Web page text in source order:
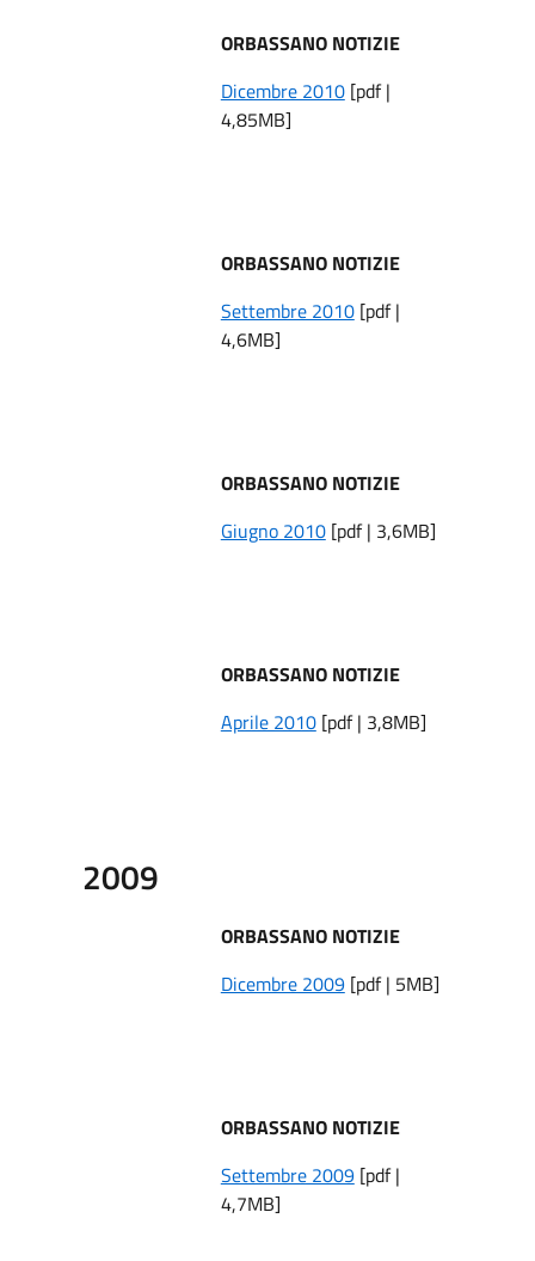
ORBASSANO NOTIZIE
Dicembre 2010[pdf |
4,85MB]
ORBASSANO NOTIZIE
Settembre 2010[pdf |
4,6MB]
ORBASSANO NOTIZIE
Giugno 2010[pdf | 3,6MB]
ORBASSANO NOTIZIE
Aprile 2010[pdf | 3,8MB]
2009
ORBASSANO NOTIZIE
Dicembre 2009[pdf | 5MB]
ORBASSANO NOTIZIE
Settembre 2009[pdf |
4,7MB]